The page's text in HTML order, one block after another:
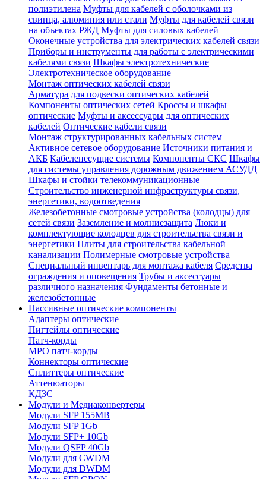
полиэтилена Муфты для кабелей с оболочками из
свинца, алюминия или стали Муфты для кабелей связи
на объектах РЖД Муфты для силовых кабелей
Оконечные устройства для электрических кабелей связи
Приборы и инструменты для работы с электрическими
кабелями связи Шкафы электротехнические
Электротехническое оборудование
Монтаж оптических кабелей связи
Арматура для подвески оптических кабелей
Компоненты оптических сетей Кроссы и шкафы
оптические Муфты и аксессуары для оптических
кабелей Оптические кабели связи
Монтаж структурированных кабельных систем
Активное сетевое оборудование Источники питания и
АКБ Кабеленесущие системы Компоненты СКС Шкафы
для системы управления дорожным движением АСУДД
Шкафы и стойки телекоммуникационные
Строительство инженерной инфраструктуры связи,
энергетики, водоотведения
Железобетонные смотровые устройства (колодцы) для
сетей связи Заземление и молниезащита Люки и
комплектующие колодцев для строительства связи и
энергетики Плиты для строительства кабельной
канализации Полимерные смотровые устройства
Специальный инвентарь для монтажа кабеля Средства
ограждения и оповещения Трубы и аксессуары
различного назначения Фундаменты бетонные и
железобетонные
Пассивные оптические компоненты
Адаптеры оптические
Пигтейлы оптические
Патч-корды
MPO патч-корды
Коннекторы оптические
Сплиттеры оптические
Аттенюаторы
КДЗС
Модули и Медиаконвертеры
Модули SFP 155MB
Модули SFP 1Gb
Модули SFP+ 10Gb
Модули QSFP 40Gb
Модули для CWDM
Модули для DWDM